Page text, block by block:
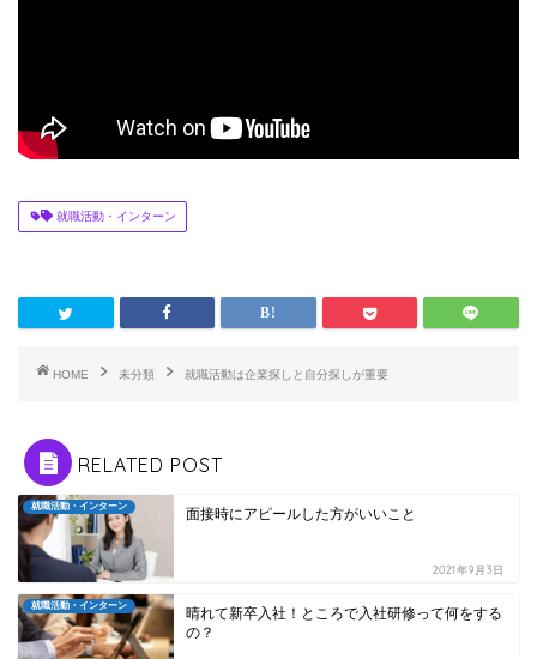
就職活動・インターン
HOME 未分類 就職活動は企業探しと自分探しが重要
RELATED POST
就職活動・インターン 面接時にアピールした方がいいこと
2021年9月3日
就職活動・インターン
晴れて新卒入社！ところで入社研修って何をする
の？